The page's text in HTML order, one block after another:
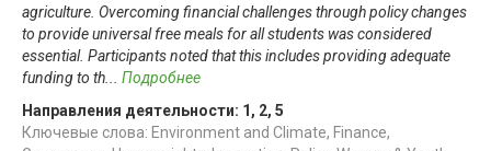
agriculture. Overcoming financial challenges through policy changes
to provide universal free meals for all students was considered
essential. Participants noted that this includes providing adequate
funding to th
Подробнее
Направления деятельности: 1 , 2, 5
Ключевые слова: Environment and Climate, Finance,